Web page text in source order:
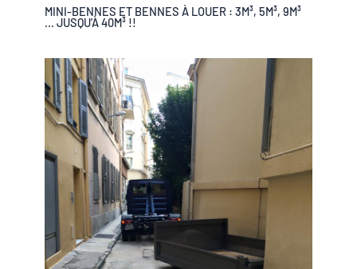
MINI-BENNES ET BENNES À LOUER : 3M³, 5M³, 9M³
… JUSQU’À 40M³ !!